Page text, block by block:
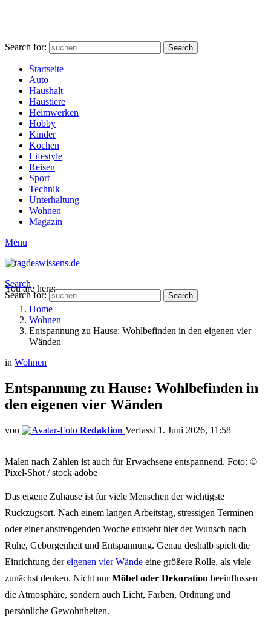
Search for: Search
Startseite
Auto
Haushalt
Haustiere
Heimwerken
Hobby
Kinder
Kochen
Lifestyle
Reisen
Sport
Technik
Unterhaltung
Wohnen
Magazin
Menu
Search
Search for:
Search
You are here:
Home
Wohnen
Entspannung zu Hause: Wohlbefinden in den eigenen vier
Wänden
in Wohnen
Entspannung zu Hause: Wohlbefinden in
den eigenen vier Wänden
von Redaktion 1. Juni 2026, 11:58
Malen nach Zahlen ist auch für Erwachsene entspannend. Foto: ©
Pixel-Shot / stock adobe
Das eigene Zuhause ist für viele Menschen der wichtigste
Rückzugsort. Nach einem langen Arbeitstag, stressigen Terminen
oder einer anstrengenden Woche entsteht hier der Wunsch nach
Ruhe, Geborgenheit und Entspannung. Genau deshalb spielt die
Einrichtung dereigenen vier Wände eine größere Rolle, als viele
zunächst denken. Nicht nurMöbel oder Dekoration beeinflussen
die Atmosphäre, sondern auch Licht, Farben, Ordnung und
persönliche Gewohnheiten.